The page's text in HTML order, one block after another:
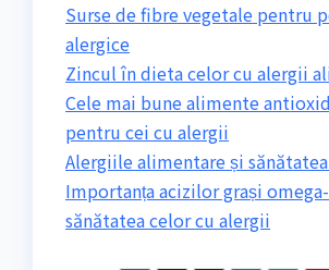
Surse de fibre vegetale pentru
alergice
Zincul în dieta celor cu alergii
Cele mai bune alimente
pentru cei cu alergii
Alergiile alimentare și
Importanța acizilor grași
sănătatea celor cu alergii